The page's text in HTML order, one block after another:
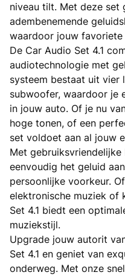
niveau tilt. Met deze set
adembenemende
waardoor jouw
De Car Audio Set 4.1
audiotechnologie met
systeem bestaat uit vier
subwoofer, waardoor je
in jouw auto. Of je nu
hoge tonen, of een
set voldoet aan al jouw
Met
eenvoudig het geluid
persoonlijke voorkeur.
elektronische muziek of
Set 4.1 biedt een
muziekstijl.
Upgrade jouw autorit
Set 4.1 en geniet van
onderweg. Met onze